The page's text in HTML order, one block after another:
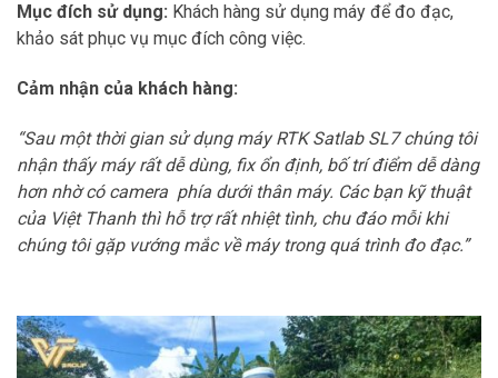
Mục đích sử dụng: Khách hàng sử dụng máy để đo đạc,
khảo sát phục vụ mục đích công việc.
Cảm nhận của khách hàng:
“Sau một thời gian sử dụng máy RTK Satlab SL7 chúng tôi
nhận thấy máy rất dễ dùng, fix ổn định, bố trí điểm dễ dàng
hơn nhờ có camera phía dưới thân máy. Các bạn kỹ thuật
của Việt Thanh thì hỗ trợ rất nhiệt tình, chu đáo mỗi khi
chúng tôi gặp vướng mắc về máy trong quá trình đo đạc.”